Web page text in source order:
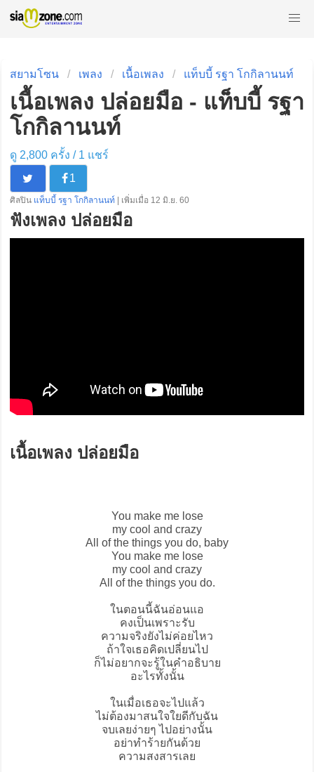
สยามโซน เพลง เนื้อเพลง แท็บบี้ รฐา โกกิลานนท์
เนื้อเพลง ปล่อยมือ - แท็บบี้ รฐา
โกกิลานนท์
ดู 2,800 ครั้ง / 1 แชร์
1
ศิลปิน แท็บบี้ รฐา โกกิลานนท์ | เพิ่มเมื่อ 12 มิ.ย. 60
ฟังเพลง ปล่อยมือ
เนื้อเพลง ปล่อยมือ
You make me lose
my cool and crazy
All of the things you do, baby
You make me lose
my cool and crazy
All of the things you do.
ในตอนนี้ฉันอ่อนแอ
คงเป็นเพราะรับ
ความจริงยังไม่ค่อยไหว
ถ้าใจเธอคิดเปลี่ยนไป
ก็ไม่อยากจะรู้ในคำอธิบาย
อะไรทั้งนั้น
ในเมื่อเธอจะไปแล้ว
ไม่ต้องมาสนใจใยดีกับฉัน
จบเลยง่ายๆ ไปอย่างนั้น
อย่าทำร้ายกันด้วย
ความสงสารเลย